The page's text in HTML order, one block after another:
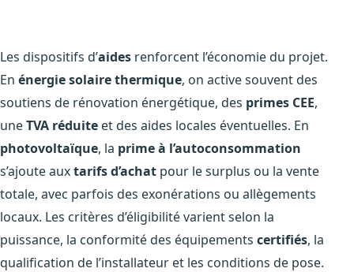
Les dispositifs d’aides renforcent l’économie du projet.
En énergie solaire thermique, on active souvent des
soutiens de rénovation énergétique, des primes CEE,
uneTVA réduite et des aides locales éventuelles. En
photovoltaïque, la prime à l’autoconsommation
s’ajoute auxtarifs d’achat pour le surplus ou la vente
totale, avec parfois des exonérations ou allègements
locaux. Les critères d’éligibilité varient selon la
puissance, la conformité des équipements certifiés, la
qualification de l’installateur et les conditions de pose.